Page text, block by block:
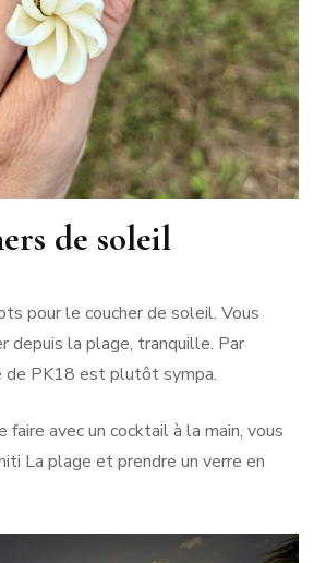
de soleil
pour le coucher de soleil. Vous
depuis la plage, tranquille. Par
de PK18 est plutôt sympa.
faire avec un cocktail à la main, vous
La plage et prendre un verre en